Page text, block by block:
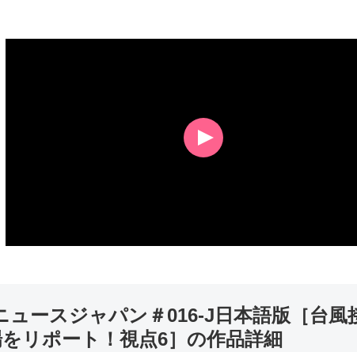
ュースジャパン＃016-J日本語版［台
リポート！視点6］の作品詳細